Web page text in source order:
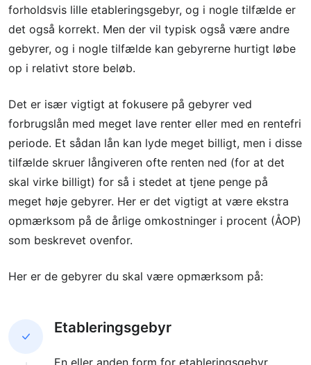
forholdsvis lille etableringsgebyr, og i nogle tilfælde er
det også korrekt. Men der vil typisk også være andre
gebyrer, og i nogle tilfælde kan gebyrerne hurtigt løbe
op i relativt store beløb.
Det er især vigtigt at fokusere på gebyrer ved
forbrugslån med meget lave renter eller med en rentefri
periode. Et sådan lån kan lyde meget billigt, men i disse
tilfælde skruer långiveren ofte renten ned (for at det
skal virke billigt) for så i stedet at tjene penge på
meget høje gebyrer. Her er det vigtigt at være ekstra
opmærksom på de årlige omkostninger i procent (ÅOP)
som beskrevet ovenfor.
Her er de gebyrer du skal være opmærksom på:
Etableringsgebyr
En eller anden form for etableringsgebyr